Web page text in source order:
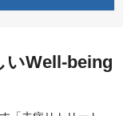
いWell-being